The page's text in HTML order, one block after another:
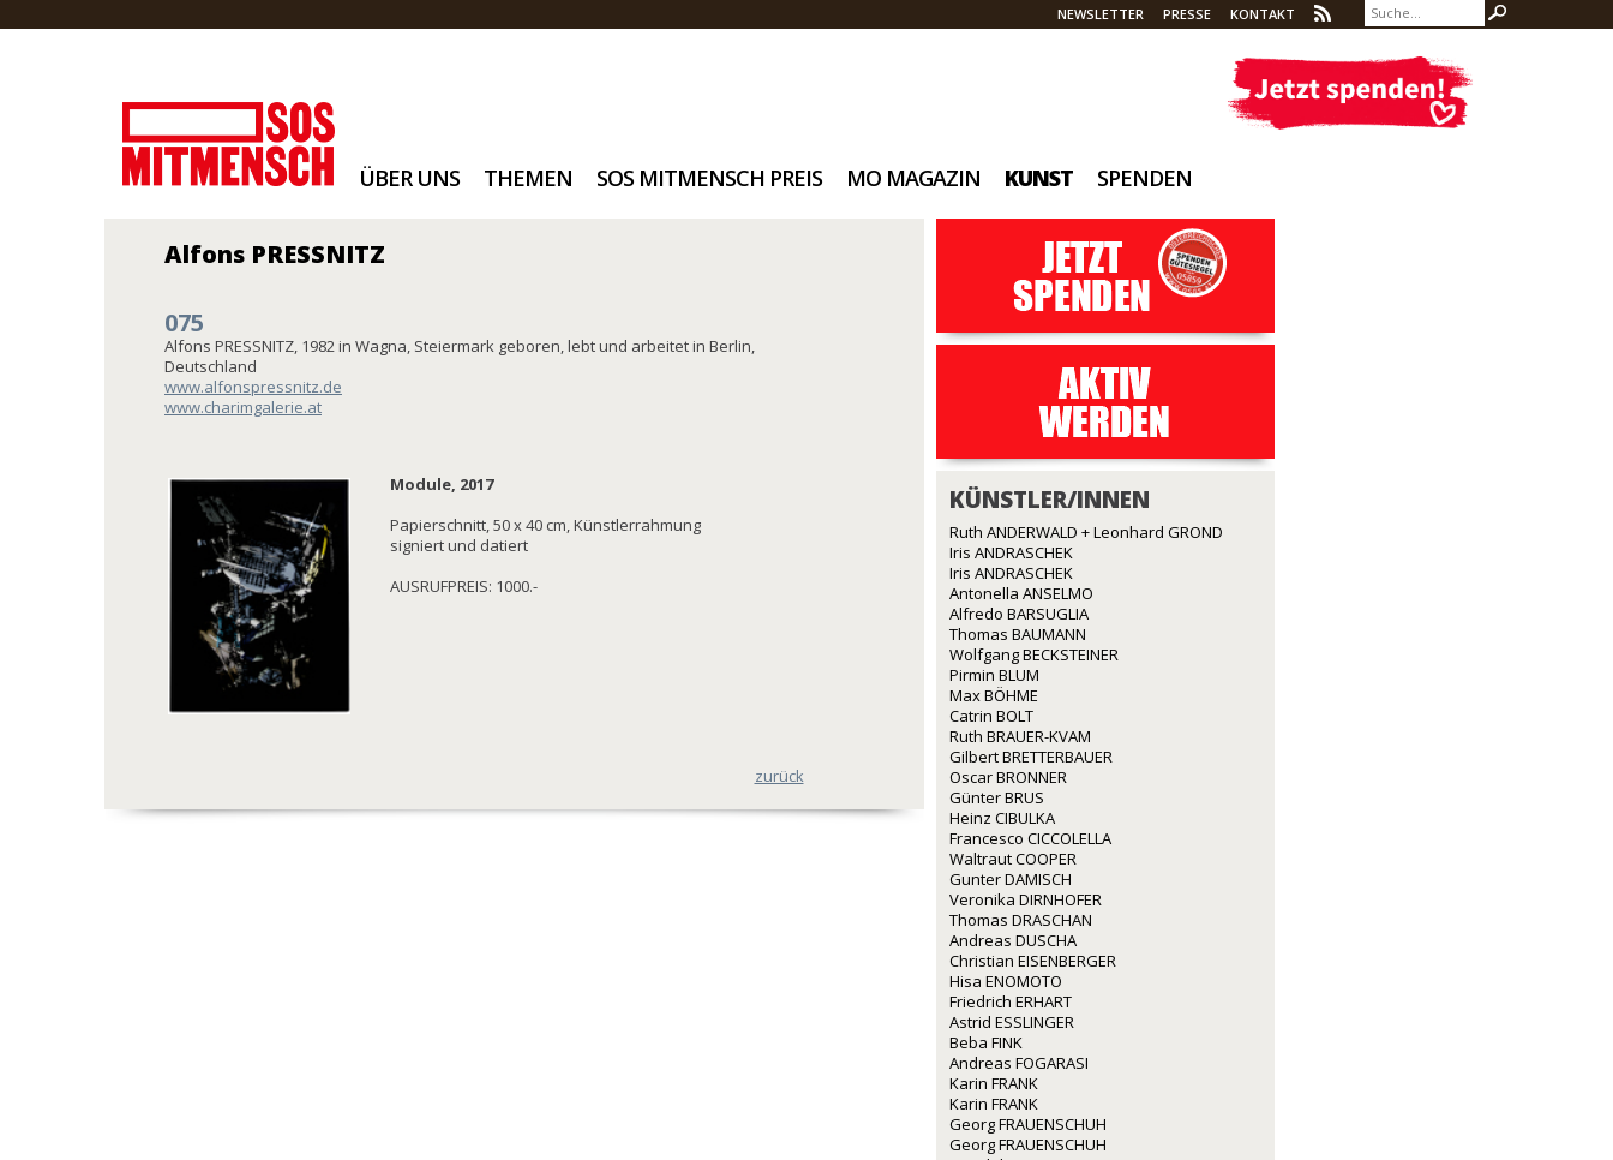
NEWSLETTER PRESSE KONTAKT
ÜBER UNS THEMEN SOS MITMENSCH PREIS MO MAGAZIN KUNST SPENDEN
Alfons PRESSNITZ
075
Alfons PRESSNITZ, 1982 in Wagna, Steiermark geboren, lebt und arbeitet in Berlin,
Deutschland
www.alfonspressnitz.de
www.charimgalerie.at
Module, 2017
Papierschnitt, 50 x 40 cm, Künstlerrahmung
signiert und datiert
AUSRUFPREIS: 1000.-
zurück
KÜNSTLER/INNEN
Ruth ANDERWALD + Leonhard GROND
Iris ANDRASCHEK
Iris ANDRASCHEK
Antonella ANSELMO
Alfredo BARSUGLIA
Thomas BAUMANN
Wolfgang BECKSTEINER
Pirmin BLUM
Max BÖHME
Catrin BOLT
Ruth BRAUER-KVAM
Gilbert BRETTERBAUER
Oscar BRONNER
Günter BRUS
Heinz CIBULKA
Francesco CICCOLELLA
Waltraut COOPER
Gunter DAMISCH
Veronika DIRNHOFER
Thomas DRASCHAN
Andreas DUSCHA
Christian EISENBERGER
Hisa ENOMOTO
Friedrich ERHART
Astrid ESSLINGER
Beba FINK
Andreas FOGARASI
Karin FRANK
Karin FRANK
Georg FRAUENSCHUH
Georg FRAUENSCHUH